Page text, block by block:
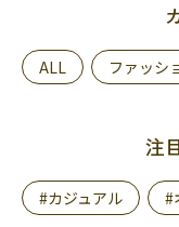
ALL ファッシ
注
#カジュアル #